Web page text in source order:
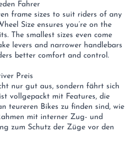
Fahrer
frame sizes to suit riders of any
Size ensures you’re on the
The smallest sizes even come
levers and narrower handlebars
better comfort and control.
Preis
nur gut aus, sondern fährt sich
vollgepackt mit Features, die
teureren Bikes zu finden sind, wie
mit interner Zug- und
zum Schutz der Züge vor den